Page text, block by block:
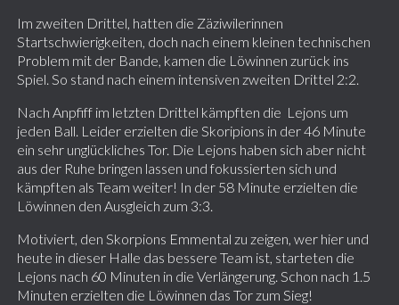
Im zweiten Drittel, hatten die Zäziwilerinnen
Startschwierigkeiten, doch nach einem kleinen technischen
Problem mit der Bande, kamen die Löwinnen zurück ins
Spiel. So stand nach einem intensiven zweiten Drittel 2:2.
Nach Anpfiff im letzten Drittel kämpften die Lejons um
jeden Ball. Leider erzielten die Skoripions in der 46 Minute
ein sehr unglückliches Tor. Die Lejons haben sich aber nicht
aus der Ruhe bringen lassen und fokussierten sich und
kämpften als Team weiter! In der 58 Minute erzielten die
Löwinnen den Ausgleich zum 3:3.
Motiviert, den Skorpions Emmental zu zeigen, wer hier und
heute in dieser Halle das bessere Team ist, starteten die
Lejons nach 60 Minuten in die Verlängerung. Schon nach 1.5
Minuten erzielten die Löwinnen das Tor zum Sieg!